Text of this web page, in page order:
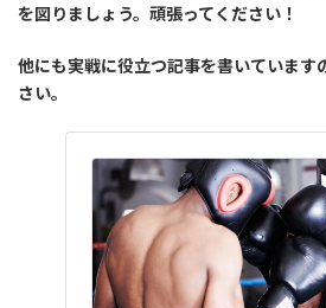
を図りましょう。頑張ってください！
他にも実戦に役立つ記事を書いています
さい。